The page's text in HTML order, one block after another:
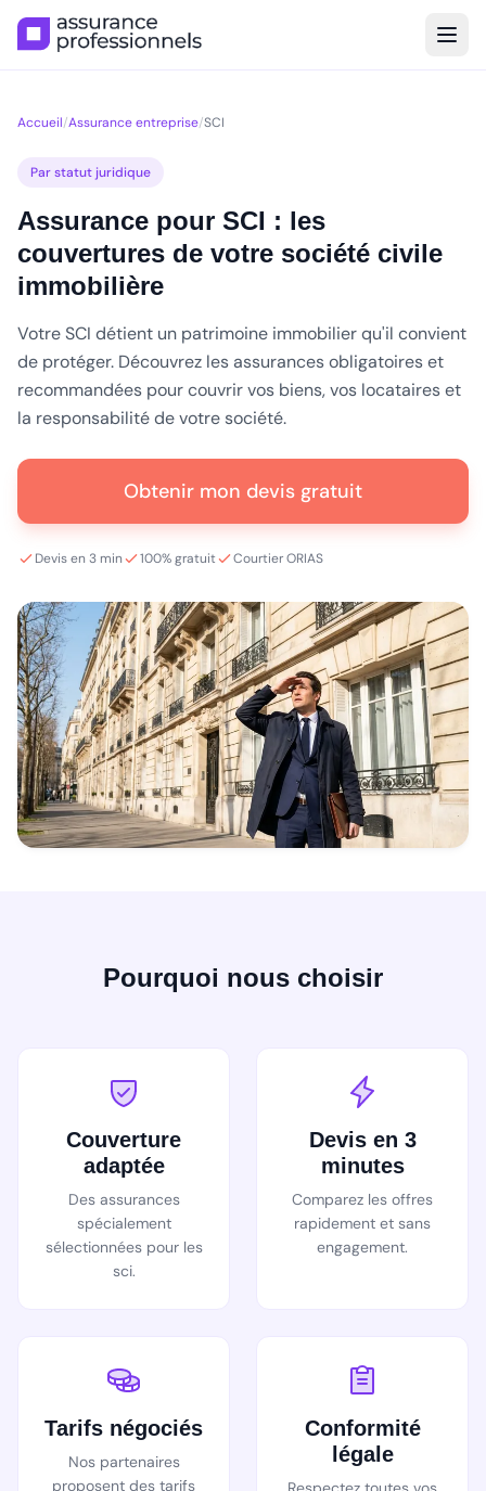
Accueil/Assurance entreprise/SCI
Par statut juridique
Assurance pour SCI : les
couvertures de votre société civile
immobilière
Votre SCI détient un patrimoine immobilier qu'il convient
de protéger. Découvrez les assurances obligatoires et
recommandées pour couvrir vos biens, vos locataires et
la responsabilité de votre société.
Obtenir mon devis gratuit
Devis en 3 min 100% gratuit Courtier ORIAS
Pourquoi nous choisir
Couverture
adaptée
Des assurances
spécialement
sélectionnées pour les
sci.
Devis en 3
minutes
Comparez les offres
rapidement et sans
engagement.
Tarifs négociés
Nos partenaires
proposent des tarifs
Conformité
légale